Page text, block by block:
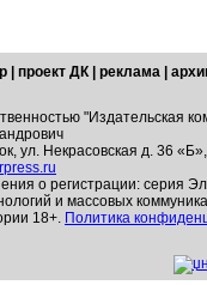
проект ДК реклама
"Издательская
ул. Некрасовская д. 36
о регистрации: серия
и массовых
18+. Политика